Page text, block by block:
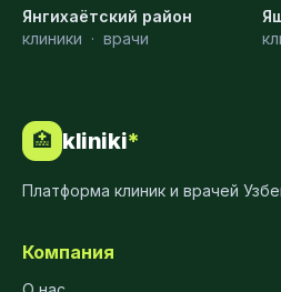
Янгихаётский район
клиники · врачи
🏥 kliniki*
Платформа клиник и врачей
Компания